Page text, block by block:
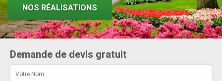
NOS RÉALISATIONS
Demande de devis gratuit